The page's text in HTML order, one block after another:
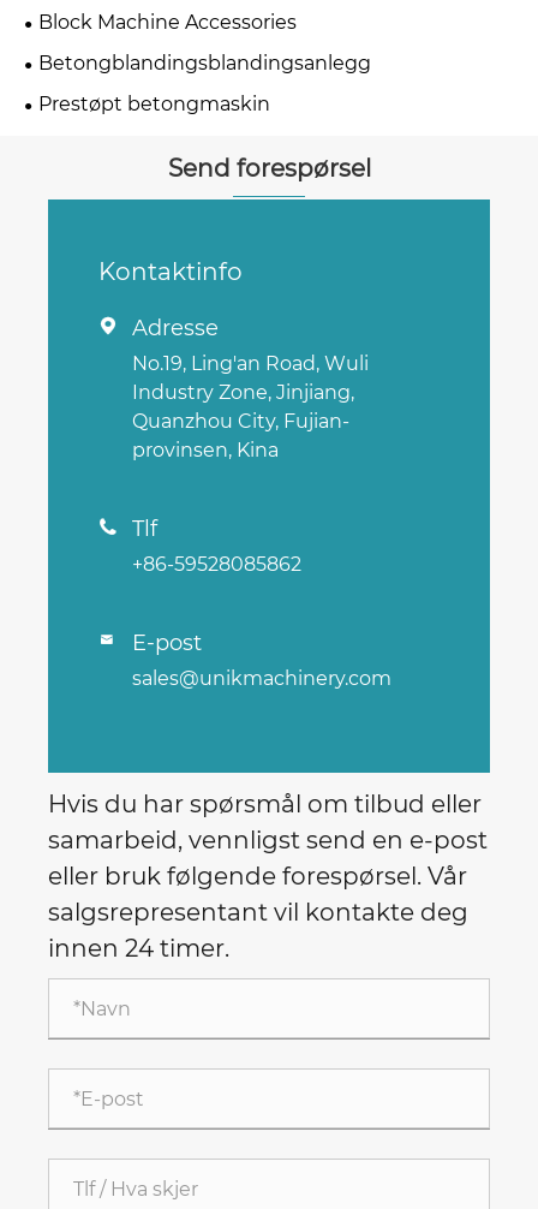
Block Machine Accessories
Betongblandingsblandingsanlegg
Prestøpt betongmaskin
Send forespørsel
Kontaktinfo
 Adresse
No.19, Ling'an Road, Wuli
Industry Zone, Jinjiang,
Quanzhou City, Fujian-
provinsen, Kina
 Tlf
+86-59528085862
 E-post
sales@unikmachinery.com
Hvis du har spørsmål om tilbud eller
samarbeid, vennligst send en e-post
eller bruk følgende forespørsel. Vår
salgsrepresentant vil kontakte deg
innen 24 timer.